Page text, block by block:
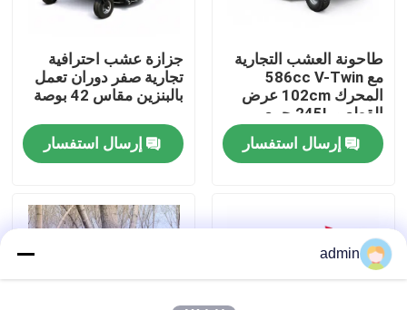
عرض المصنع
اتصل بنا
اطلب اقتباس
منشار صغير محمول باليد
طاحونة العشب التجارية
مع 586cc V-Twin
المحرك 102cm عرض
القطع و 245L جمع
العشب
إرسال استفسار
جزازة عشب احترافية
تجارية صفر دوران تعمل
بالبنزين مقاس 42 بوصة
إرسال استفسار
admin